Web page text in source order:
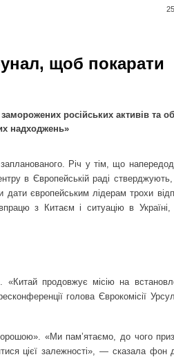
щоб покарати
російських активів та
надходжень»
Річ у тім, що
в Європейській раді
дати європейським лідерам трохи
з Китаєм і ситуацію в Україні,
«Китай продовжує місію на
голова Єврокомісії
«Ми пам’ятаємо, до чого
цієї залежності», — сказала фон